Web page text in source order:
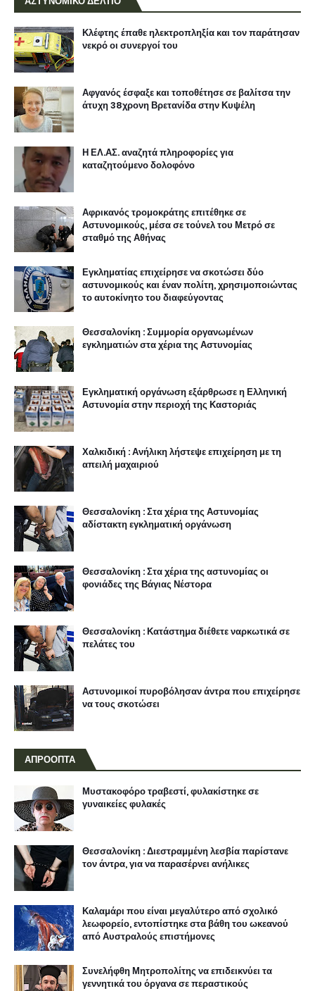
Κλέφτης έπαθε ηλεκτροπληξία και τον παράτησαν
νεκρό οι συνεργοί του
Αφγανός έσφαξε και τοποθέτησε σε βαλίτσα την
άτυχη 38χρονη Βρετανίδα στην Κυψέλη
Η ΕΛ.ΑΣ. αναζητά πληροφορίες για
καταζητούμενο δολοφόνο
Αφρικανός τρομοκράτης επιτέθηκε σε
Αστυνομικούς, μέσα σε τούνελ του Μετρό σε
σταθμό της Αθήνας
Εγκληματίας επιχείρησε να σκοτώσει δύο
αστυνομικούς και έναν πολίτη, χρησιμοποιώντας
το αυτοκίνητο του διαφεύγοντας
Θεσσαλονίκη : Συμμορία οργανωμένων
εγκληματιών στα χέρια της Αστυνομίας
Εγκληματική οργάνωση εξάρθρωσε η Ελληνική
Αστυνομία στην περιοχή της Καστοριάς
Χαλκιδική : Ανήλικη λήστεψε επιχείρηση με τη
απειλή μαχαιριού
Θεσσαλονίκη : Στα χέρια της Αστυνομίας
αδίστακτη εγκληματική οργάνωση
Θεσσαλονίκη : Στα χέρια της αστυνομίας οι
φονιάδες της Βάγιας Νέστορα
Θεσσαλονίκη : Κατάστημα διέθετε ναρκωτικά σε
πελάτες του
Αστυνομικοί πυροβόλησαν άντρα που επιχείρησε
να τους σκοτώσει
ΑΠΡΟΟΠΤΑ
Μυστακοφόρο τραβεστί, φυλακίστηκε σε
γυναικείες φυλακές
Θεσσαλονίκη : Διεστραμμένη λεσβία παρίστανε
τον άντρα, για να παρασέρνει ανήλικες
Καλαμάρι που είναι μεγαλύτερο από σχολικό
λεωφορείο, εντοπίστηκε στα βάθη του ωκεανού
από Αυστραλούς επιστήμονες
Συνελήφθη Μητροπολίτης να επιδεικνύει τα
γεννητικά του όργανα σε περαστικούς